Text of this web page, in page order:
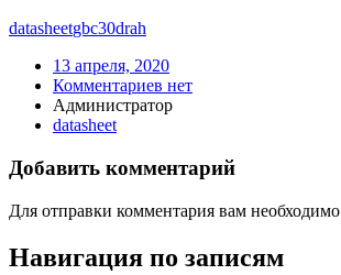
datasheetgbc30drah
13 апреля, 2020
Комментариев нет
Администратор
datasheet
Добавить комментарий
Для отправки комментария вам необходимо
Навигация по записям